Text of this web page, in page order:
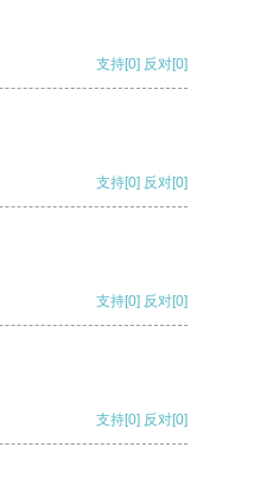
支持[0] 反对[0]
支持[0] 反对[0]
支持[0] 反对[0]
支持[0] 反对[0]